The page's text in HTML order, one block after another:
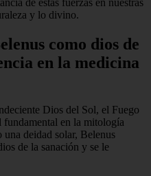
y lo divino.
como dios de
en la medicina
Dios del Sol, el Fuego
fundamental en la mitología
una deidad solar, Belenus
de la sanación y se le